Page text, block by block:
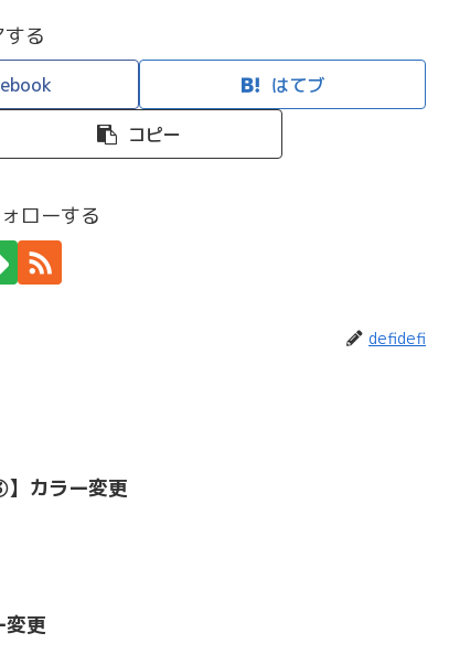
る
はてブ
コピー
ローする
defidefi
】カラー変更
更